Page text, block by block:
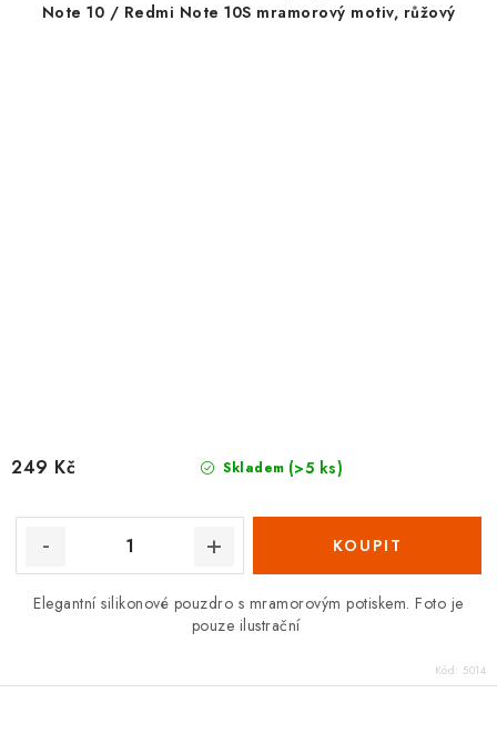
Note 10 / Redmi Note 10S mramorový motiv, růžový
Skladem (>5 ks)
249 Kč
Elegantní silikonové pouzdro s mramorovým potiskem. Foto je
pouze ilustrační
Kód: 5014